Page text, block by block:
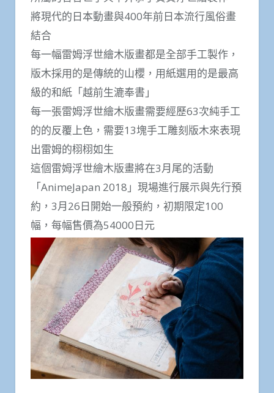
將現代的日本動畫與400年前日本流行風俗畫
結合
每一幅雷姆浮世繪木版畫都是全部手工製作，
版木採用的是傳統的山櫻，用紙選用的是最高
級的和紙「越前生漉奉書」
每一張雷姆浮世繪木版畫需要經歷63次純手工
的的反覆上色，需要13塊手工雕刻版木來表現
出雷姆的栩栩如生
這個雷姆浮世繪木版畫將在3月尾的活動
「AnimeJapan 2018」現場進行展示與先行預
約，3月26日開始一般預約，初期限定100
幅，每幅售價為54000日元